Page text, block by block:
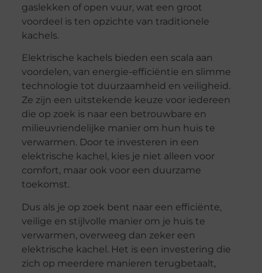
gaslekken of open vuur, wat een groot
voordeel is ten opzichte van traditionele
kachels.
Elektrische kachels bieden een scala aan
voordelen, van energie-efficiëntie en slimme
technologie tot duurzaamheid en veiligheid.
Ze zijn een uitstekende keuze voor iedereen
die op zoek is naar een betrouwbare en
milieuvriendelijke manier om hun huis te
verwarmen. Door te investeren in een
elektrische kachel, kies je niet alleen voor
comfort, maar ook voor een duurzame
toekomst.
Dus als je op zoek bent naar een efficiënte,
veilige en stijlvolle manier om je huis te
verwarmen, overweeg dan zeker een
elektrische kachel. Het is een investering die
zich op meerdere manieren terugbetaalt,